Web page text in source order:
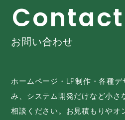
Contact
お問い合わせ
ホームページ・LP制作・各種
み、システム開発だけなど小さ
相談ください。お見積もりやオ